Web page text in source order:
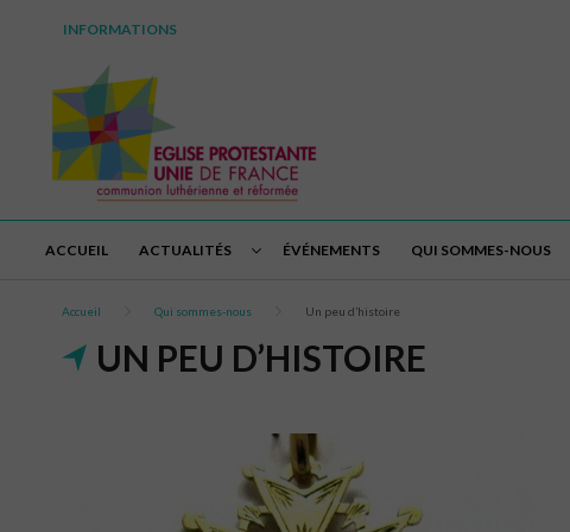
INFORMATIONS
ACCUEIL ACTUALITÉS ÉVÉNEMENTS QUI SOMMES-NOUS
Accueil Qui sommes-nous Un peu d’histoire
UN PEU D’HISTOIRE